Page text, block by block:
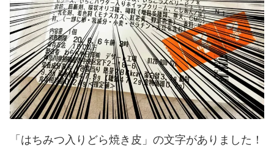
「はちみつ入りどら焼き皮」の文字がありました！